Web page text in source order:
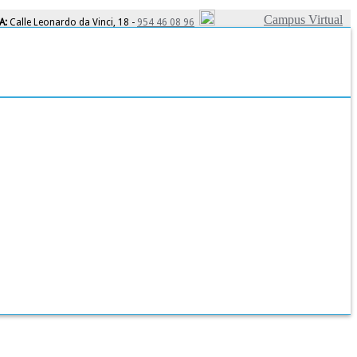
Calle Leonardo da Vinci, 18 - 954 46 08 96 Campus Virtual